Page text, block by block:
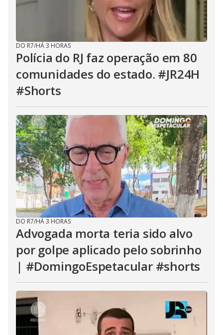
DO R7/HÁ 3 HORAS
Polícia do RJ faz operação em 80
comunidades do estado. #JR24H
#Shorts
DO R7/HÁ 3 HORAS
Advogada morta teria sido alvo
por golpe aplicado pelo sobrinho
| #DomingoEspetacular #shorts